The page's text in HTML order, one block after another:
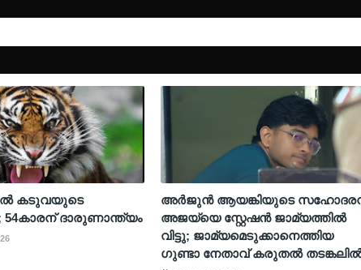
കടുവയുടെ
ദാരുണാന്ത്യം
അർജുൻ ആയങ്കിയുടെ
അജയ്‌യെ സ്റ്റേഷൻ ജാമ്യത്തിൽ
വിട്ടു; ജാമ്യമെടുക്കാനെത്തിയ
ഗുണ്ടാ നേതാവ് കരുതൽ